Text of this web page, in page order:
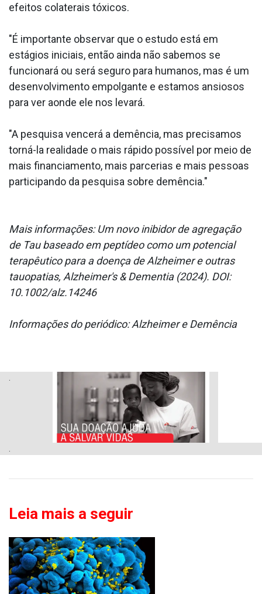
efeitos colaterais tóxicos.
"É importante observar que o estudo está em
estágios iniciais, então ainda não sabemos se
funcionará ou será seguro para humanos, mas é um
desenvolvimento empolgante e estamos ansiosos
para ver aonde ele nos levará.
"A pesquisa vencerá a demência, mas precisamos
torná-la realidade o mais rápido possível por meio de
mais financiamento, mais parcerias e mais pessoas
participando da pesquisa sobre demência."
Mais informações: Um novo inibidor de agregação
de Tau baseado em peptídeo como um potencial
terapêutico para a doença de Alzheimer e outras
tauopatias, Alzheimer's & Dementia (2024). DOI:
10.1002/alz.14246
Informações do periódico: Alzheimer e Demência
.
Leia mais a seguir